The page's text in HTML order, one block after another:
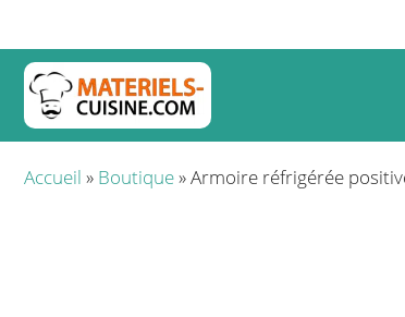
contenu
Accueil » Boutique»Armoire réfrigérée